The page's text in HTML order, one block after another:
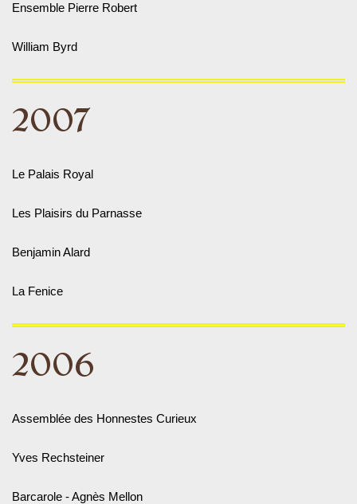
Ensemble Pierre Robert
William Byrd
2007
Le Palais Royal
Les Plaisirs du Parnasse
Benjamin Alard
La Fenice
2006
Assemblée des Honnestes Curieux
Yves Rechsteiner
Barcarole - Agnès Mellon